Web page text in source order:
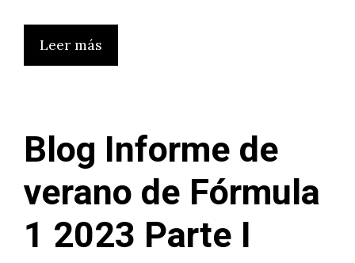
Leer más
Blog Informe de
verano de Fórmula
1 2023 Parte I